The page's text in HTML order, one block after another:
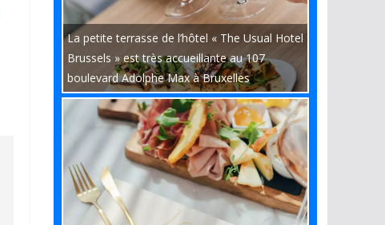
La petite terrasse de l’hôtel « The Usual Hotel
Brussels » est très accueillante au 107
boulevard Adolphe Max à Bruxelles